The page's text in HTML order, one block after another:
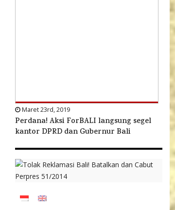
Maret 23rd, 2019
Perdana! Aksi ForBALI langsung segel
kantor DPRD dan Gubernur Bali